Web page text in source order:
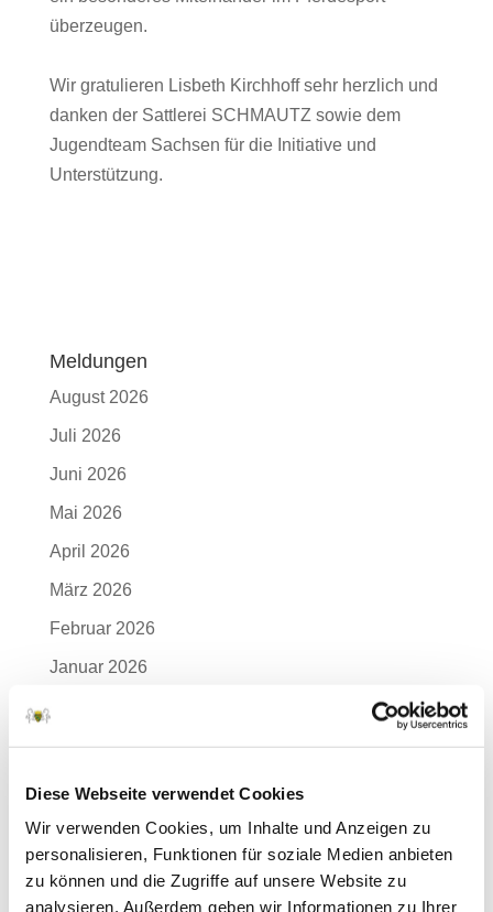
Diese Webseite verwendet Cookies
Wir verwenden Cookies, um Inhalte und Anzeigen zu
personalisieren, Funktionen für soziale Medien anbieten
zu können und die Zugriffe auf unsere Website zu
analysieren. Außerdem geben wir Informationen zu Ihrer
überzeugen.
Wir gratulieren Lisbeth Kirchhoff sehr herzlich und
danken der Sattlerei SCHMAUTZ sowie dem
Jugendteam Sachsen für die Initiative und
Unterstützung.
Meldungen
August 2026
Juli 2026
Juni 2026
Mai 2026
April 2026
März 2026
Februar 2026
Januar 2026
November 2025
September 2025
August 2025
Juli 2025